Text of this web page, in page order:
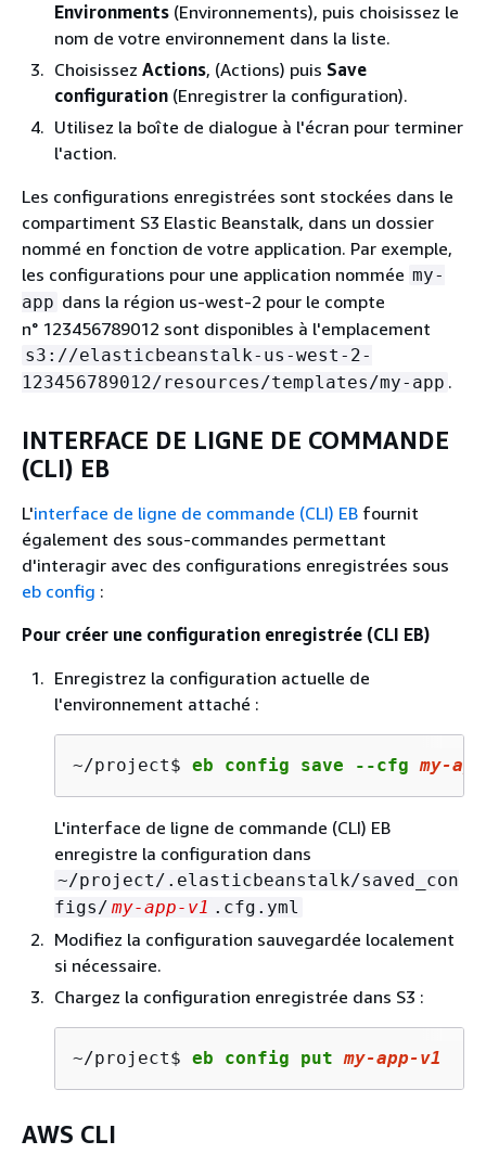
Environments (Environnements), puis choisissez le
nom de votre environnement dans la liste.
Choisissez Actions, (Actions) puis Save
configuration (Enregistrer la configuration).
Utilisez la boîte de dialogue à l'écran pour terminer
l'action.
Les configurations enregistrées sont stockées dans le
compartiment S3 Elastic Beanstalk, dans un dossier
nommé en fonction de votre application. Par exemple,
les configurations pour une application nommée my-
app dans la région us-west-2 pour le compte
n° 123456789012 sont disponibles à l'emplacement
s3://elasticbeanstalk-us-west-2-
123456789012/resources/templates/my-app .
INTERFACE DE LIGNE DE COMMANDE
(CLI) EB
L'interface de ligne de commande (CLI) EB fournit
également des sous-commandes permettant
d'interagir avec des configurations enregistrées sous
eb config :
Pour créer une configuration enregistrée (CLI EB)
Enregistrez la configuration actuelle de
l'environnement attaché :
~/project$ eb config save --cfg my-
L'interface de ligne de commande (CLI) EB
enregistre la configuration dans
~/project/.elasticbeanstalk/saved_con
figs/ my-app-v1 .cfg.yml
Modifiez la configuration sauvegardée localement
si nécessaire.
Chargez la configuration enregistrée dans S3 :
~/project$ eb config put my-app-v1
AWS CLI